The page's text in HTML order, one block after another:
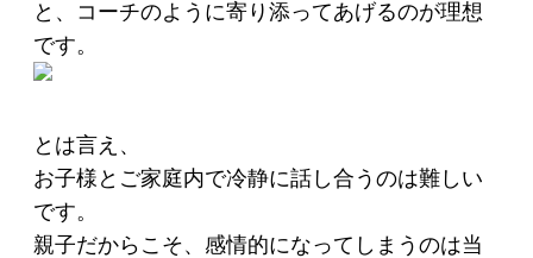
と、コーチのように寄り添ってあげるのが理想
です。
とは言え、
お子様とご家庭内で冷静に話し合うのは難しい
です。
親子だからこそ、感情的になってしまうのは当